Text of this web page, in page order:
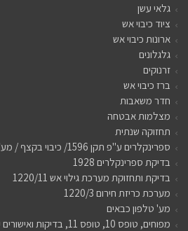
גלאי עשן
ציוד כיבוי אש
ארונות כיבוי אש
גלגלונים
זרנוקים
ברז כיבוי אש
חדר משאבות
מצלמות אבטחה
תחזוקה שנתית
ספרינקלרים ע"פ תקן 1596/ כיבוי בקצף / מע' ערפל מים בלחץ נמוך
בדיקת ספרינקלרים 1928
בדיקת ותחזוקת מערכת גילוי אש 1220/11
מערכת כריזת חירום 1220/3
מע' טלפון כבאים
מפוחים, טופס 10, טופס 11, בדיקות ואישורים ע"י מהנדס